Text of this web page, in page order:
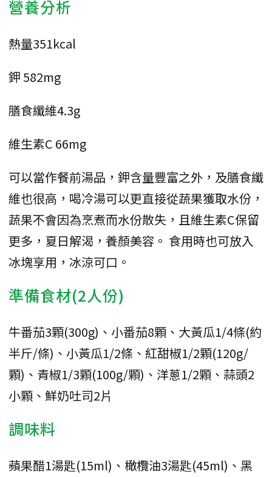
營養分析
熱量351kcal
鉀 582mg
膳食纖維4.3g
維生素C 66mg
可以當作餐前湯品，鉀含量豐富之外，及膳食纖
維也很高，喝冷湯可以更直接從蔬果獲取水份，
蔬果不會因為烹煮而水份散失，且維生素C保留
更多，夏日解渴，養顏美容。 食用時也可放入
冰塊享用，冰涼可口。
準備食材(2人份)
牛番茄3顆(300g)、小番茄8顆、大黃瓜1/4條(約
半斤/條)、小黃瓜1/2條、紅甜椒1/2顆(120g/
顆)、青椒1/3顆(100g/顆)、洋蔥1/2顆、蒜頭2
小顆、鮮奶吐司2片
調味料
蘋果醋1湯匙(15ml)、橄欖油3湯匙(45ml)、黑